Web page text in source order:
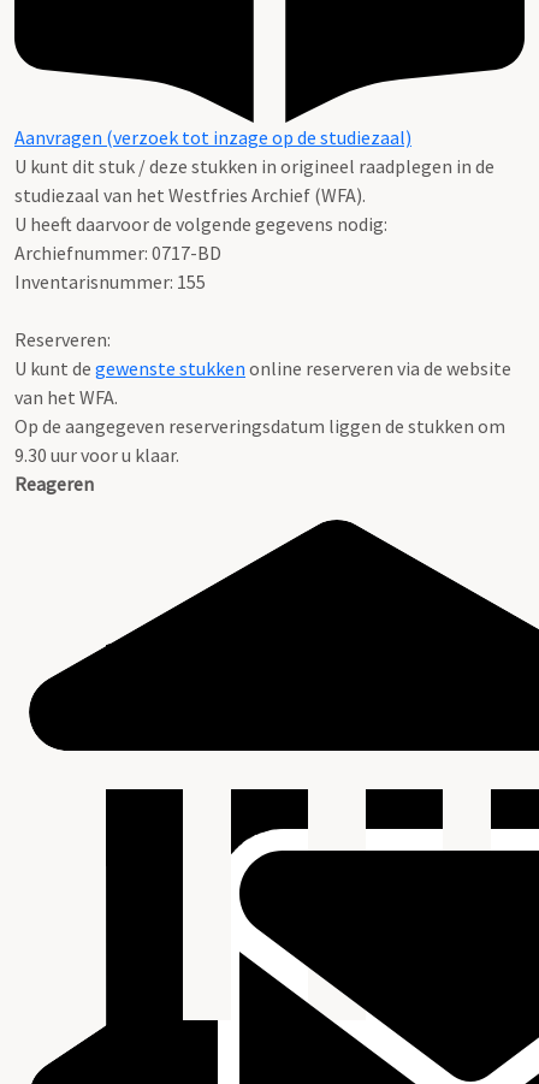
Aanvragen (verzoek tot inzage op de studiezaal)
U kunt dit stuk / deze stukken in origineel raadplegen in de
studiezaal van het Westfries Archief (WFA).
U heeft daarvoor de volgende gegevens nodig:
Archiefnummer: 0717-BD
Inventarisnummer: 155
Reserveren:
U kunt de gewenste stukken online reserveren via de website
van het WFA.
Op de aangegeven reserveringsdatum liggen de stukken om
9.30 uur voor u klaar.
Reageren